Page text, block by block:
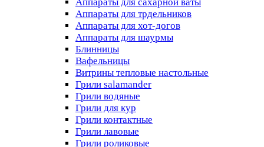
Аппараты для трдельников
Аппараты для хот-догов
Аппараты для шаурмы
Блинницы
Вафельницы
Витрины тепловые настольные
Грили salamander
Грили водяные
Грили для кур
Грили контактные
Грили лавовые
Грили роликовые